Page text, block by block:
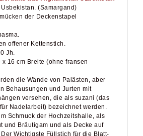
der Deckenstapel
offener Kettenstich.
Jh.
16 cm Breite (ohne fransen
die Wände von Palästen, aber
Behausungen und Jurten mit
versehen, die als suzani (das
Nadelarbeit) bezeichnet werden.
Schmuck der Hochzeitshalle, als
und Bräutigam und als Decke auf
Wichtigste Füllstich für die Blatt-
die in Suzani- Arbeiten